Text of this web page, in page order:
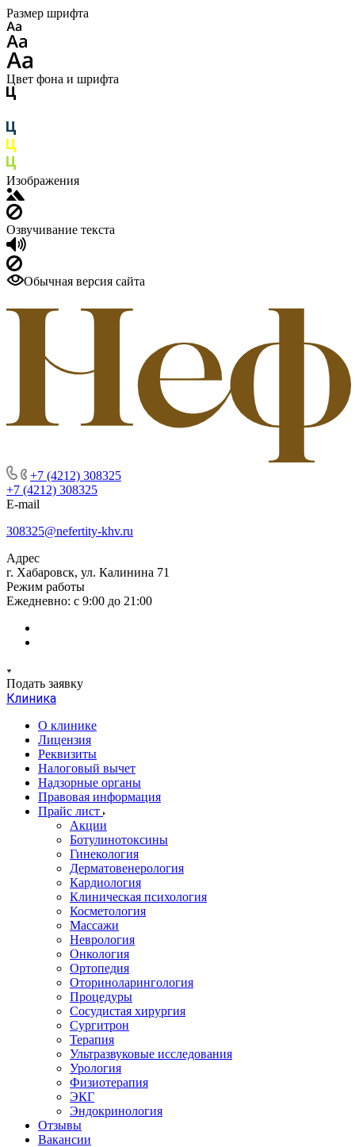
Размер шрифта
Цвет фона и шрифта
Изображения
Озвучивание текста
Обычная версия сайта
+7 (4212) 308325
+7 (4212) 308325
E-mail
308325@nefertity-khv.ru
Адрес
г. Хабаровск, ул. Калинина 71
Режим работы
Ежедневно: с 9:00 до 21:00
Подать заявку
Клиника
О клинике
Лицензия
Реквизиты
Налоговый вычет
Надзорные органы
Правовая информация
Прайс лист
Акции
Ботулинотоксины
Гинекология
Дерматовенерология
Кардиология
Клиническая психология
Косметология
Массажи
Неврология
Онкология
Ортопедия
Оториноларингология
Процедуры
Сосудистая хирургия
Сургитрон
Терапия
Ультразвуковые исследования
Урология
Физиотерапия
ЭКГ
Эндокринология
Отзывы
Вакансии